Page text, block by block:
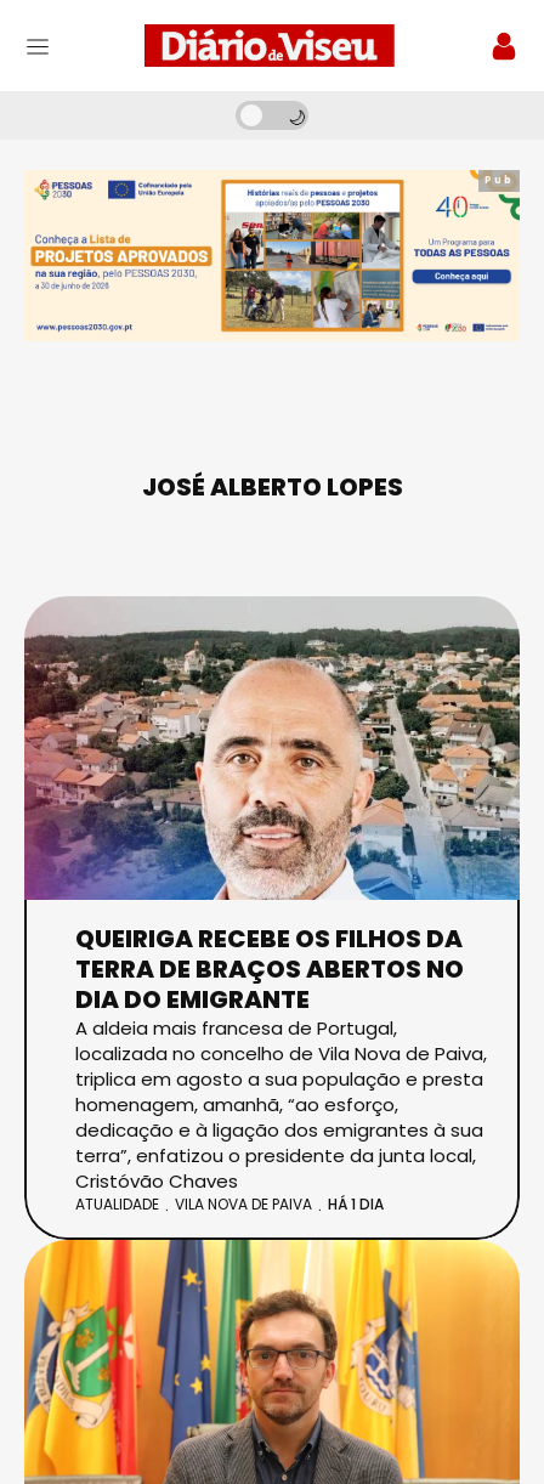
Pub
JOSÉ ALBERTO LOPES
QUEIRIGA RECEBE OS FILHOS DA
TERRA DE BRAÇOS ABERTOS NO
DIA DO EMIGRANTE
A aldeia mais francesa de Portugal,
localizada no concelho de Vila Nova de Paiva,
triplica em agosto a sua população e presta
homenagem, amanhã, “ao esforço,
dedicação e à ligação dos emigrantes à sua
terra”, enfatizou o presidente da junta local,
Cristóvão Chaves
ATUALIDADE VILA NOVA DE PAIVA HÁ 1 DIA